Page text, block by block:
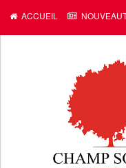
ACCUEIL